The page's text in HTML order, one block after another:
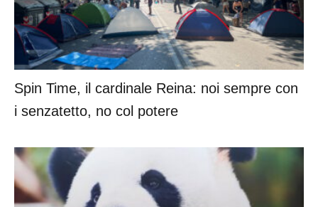
Spin Time, il cardinale Reina: noi sempre con
i senzatetto, no col potere